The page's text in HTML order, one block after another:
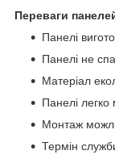
Переваги
Панелі
Панелі не
Матеріал
Панелі
Монтаж
Термін